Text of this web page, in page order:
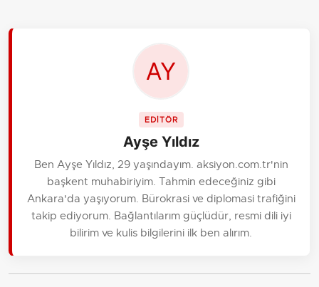
EDİTÖR
Ayşe Yıldız
Ben Ayşe Yıldız, 29 yaşındayım. aksiyon.com.tr'nin
başkent muhabiriyim. Tahmin edeceğiniz gibi
Ankara'da yaşıyorum. Bürokrasi ve diplomasi trafiğini
takip ediyorum. Bağlantılarım güçlüdür, resmi dili iyi
bilirim ve kulis bilgilerini ilk ben alırım.